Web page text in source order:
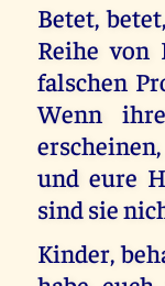
Betet,
Reihe von
falschen
Wenn
und eure
sind sie
Kinder,